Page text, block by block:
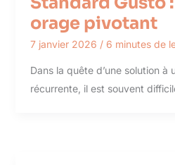
orage pivotant
7 janvier 2026 / 6 minutes de
Dans la quête d’une solution à
récurrente, il est souvent